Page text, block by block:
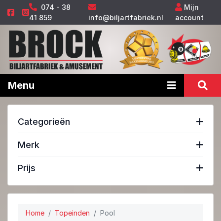
074 - 38
41 859
info@biljartfabriek.nl
Mijn
account
Menu
Categorieën
Merk
Prijs
Home Topeinden Pool